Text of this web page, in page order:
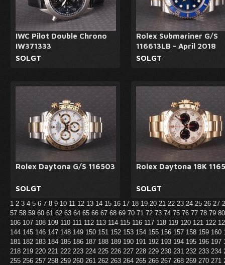
IWC Pilot Double Chrono
IW371333
SOLGT
Rolex Submariner G/S
116613LB - April 2018
SOLGT
Rolex Daytona G/S 116503
SOLGT
Rolex Daytona 18K
SOLGT
1 2 3 4 5 6 7 8 9 10 11 12 13 14 15 16 17 18 19 20 21 22 23 24 25 26 27
57 58 59 60 61 62 63 64 65 66 67 68 69 70 71 72 73 74 75 76 77 78 79
106 107 108 109 110 111 112 113 114 115 116 117 118 119 120 121 122
144 145 146 147 148 149 150 151 152 153 154 155 156 157 158 159 160
181 182 183 184 185 186 187 188 189 190 191 192 193 194 195 196 197
218 219 220 221 222 223 224 225 226 227 228 229 230 231 232 233 234
255 256 257 258 259 260 261 262 263 264 265 266 267 268 269 270 271